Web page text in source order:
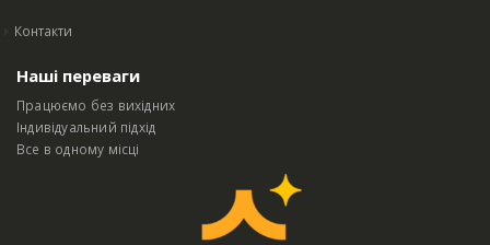
Контакти
Наші переваги
Працюємо без вихідних
Індивідуальний підхід
Все в одному місці